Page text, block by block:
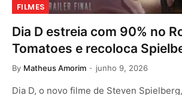
FILMES
Dia D estreia com 90% no
Tomatoes e recoloca
By Matheus Amorim junho 9, 2026
Dia D, o novo filme de Steven